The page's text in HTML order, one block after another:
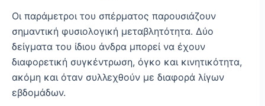
Οι παράμετροι του σπέρματος παρουσιάζουν
σημαντική φυσιολογική μεταβλητότητα. Δύο
δείγματα του ίδιου άνδρα μπορεί να έχουν
διαφορετική συγκέντρωση, όγκο και κινητικότητα,
ακόμη και όταν συλλεχθούν με διαφορά λίγων
εβδομάδων.